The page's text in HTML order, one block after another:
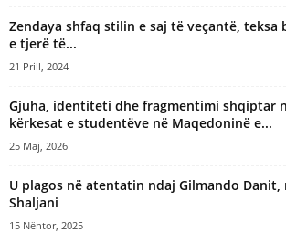
Zendaya shfaq stilin e saj të veçantë, teksa
e tjerë të...
21 Prill, 2024
Gjuha, identiteti dhe fragmentimi shqiptar
kërkesat e studentëve në Maqedoninë e...
25 Maj, 2026
U plagos në atentatin ndaj Gilmando
Shaljani
15 Nëntor, 2025